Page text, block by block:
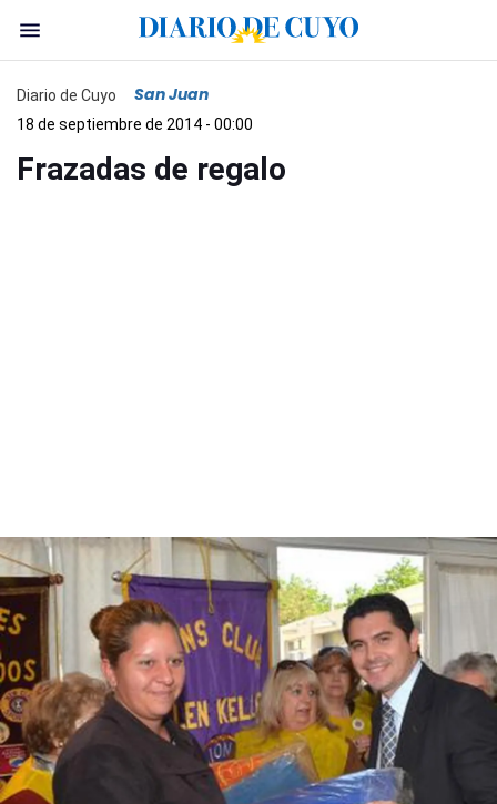
Diario de Cuyo San Juan
18 de septiembre de 2014 - 00:00
Frazadas de regalo